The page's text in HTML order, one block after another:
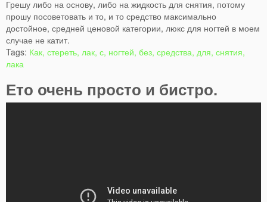
Грешу либо на основу, либо на жидкость для снятия, потому
прошу посоветовать и то, и то средство максимально
достойное, средней ценовой категории, люкс для ногтей в моем
случае не катит.
Tags: Как, стереть, лак, с, ногтей, без, средства, для, снятия,
лака
Ето очень просто и бистро.